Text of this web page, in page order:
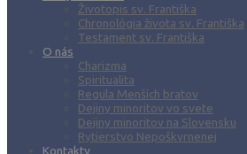
Životopis sv. Františka
Chronológia života sv. Františka
Testament sv. Františka
O nás
Charizma
Spiritualita
Regula Menších bratov
Dejiny minoritov vo svete
Dejiny minoritov na Slovensku
Rytierstvo Nepoškvrnenej
Kontakty